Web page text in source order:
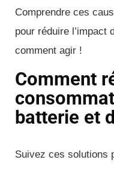
Comprendre ces
pour réduire l’impact
comment agir !
Comment
batterie et
Suivez ces solutions